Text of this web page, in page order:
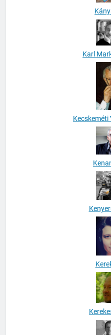
Karl
Kecskeméti